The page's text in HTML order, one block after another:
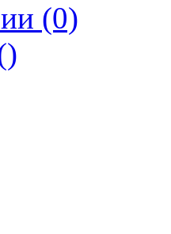
(0)
)